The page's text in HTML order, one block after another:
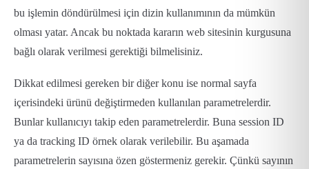
bu işlemin döndürülmesi için dizin kullanımının da mümkün
olması yatar. Ancak bu noktada kararın web sitesinin kurgusuna
bağlı olarak verilmesi gerektiği bilmelisiniz.
Dikkat edilmesi gereken bir diğer konu ise normal sayfa
içerisindeki ürünü değiştirmeden kullanılan parametrelerdir.
Bunlar kullanıcıyı takip eden parametrelerdir. Buna session ID
ya da tracking ID örnek olarak verilebilir. Bu aşamada
parametrelerin sayısına özen göstermeniz gerekir. Çünkü sayının